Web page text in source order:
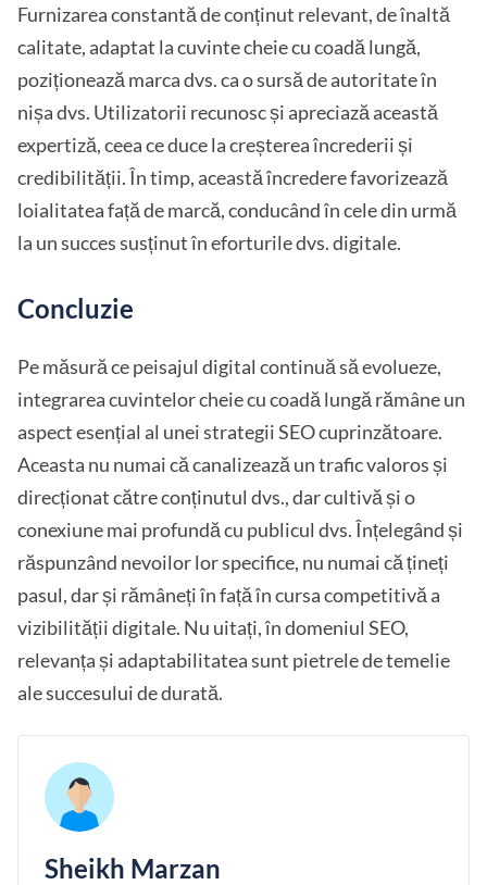
Furnizarea constantă de conținut relevant, de înaltă
calitate, adaptat la cuvinte cheie cu coadă lungă,
poziționează marca dvs. ca o sursă de autoritate în
nișa dvs. Utilizatorii recunosc și apreciază această
expertiză, ceea ce duce la creșterea încrederii și
credibilității. În timp, această încredere favorizează
loialitatea față de marcă, conducând în cele din urmă
la un succes susținut în eforturile dvs. digitale.
Concluzie
Pe măsură ce peisajul digital continuă să evolueze,
integrarea cuvintelor cheie cu coadă lungă rămâne un
aspect esențial al unei strategii SEO cuprinzătoare.
Aceasta nu numai că canalizează un trafic valoros și
direcționat către conținutul dvs., dar cultivă și o
conexiune mai profundă cu publicul dvs. Înțelegând și
răspunzând nevoilor lor specifice, nu numai că țineți
pasul, dar și rămâneți în față în cursa competitivă a
vizibilității digitale. Nu uitați, în domeniul SEO,
relevanța și adaptabilitatea sunt pietrele de temelie
ale succesului de durată.
Sheikh Marzan